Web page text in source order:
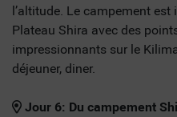
l’altitude. Le campement
Plateau Shira avec des
impressionnants sur le
déjeuner, diner.
Jour 6: Du campement